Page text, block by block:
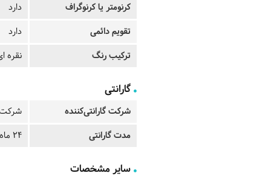
کرنومتر یا کرنوگراف
دارد
تقویم دائمی
دارد
ترکیب رنگ
نقره
گارانتی
شرکت گارانتی‌کننده
شرکت
مدت گارانتی
24 ماه
سایر مشخصات